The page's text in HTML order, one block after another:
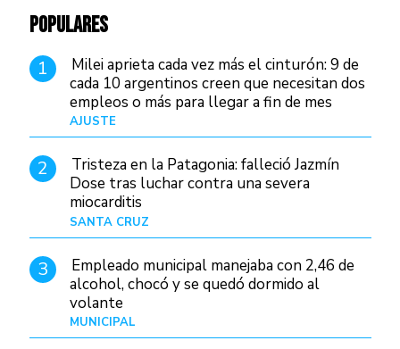
POPULARES
1
Milei aprieta cada vez más el cinturón: 9 de
cada 10 argentinos creen que necesitan dos
empleos o más para llegar a fin de mes
AJUSTE
2
Tristeza en la Patagonia: falleció Jazmín
Dose tras luchar contra una severa
miocarditis
SANTA CRUZ
3
Empleado municipal manejaba con 2,46 de
alcohol, chocó y se quedó dormido al
volante
MUNICIPAL